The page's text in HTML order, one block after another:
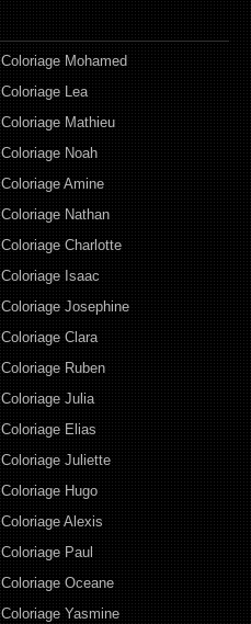
Coloriage Mohamed
Coloriage Lea
Coloriage Mathieu
Coloriage Noah
Coloriage Amine
Coloriage Nathan
Coloriage Charlotte
Coloriage Isaac
Coloriage Josephine
Coloriage Clara
Coloriage Ruben
Coloriage Julia
Coloriage Elias
Coloriage Juliette
Coloriage Hugo
Coloriage Alexis
Coloriage Paul
Coloriage Oceane
Coloriage Yasmine